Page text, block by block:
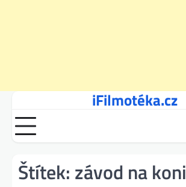
content
iFilmotéka.cz
Štítek: závod na koni